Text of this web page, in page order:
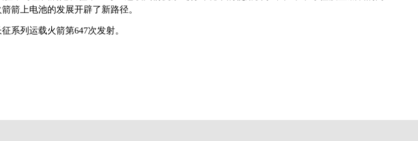
箭上电池的发展开辟了新路径。
系列运载火箭第647次发射。